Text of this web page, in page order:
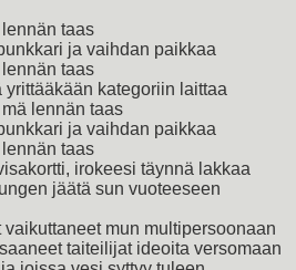
lennän taas
ja vaihdan paikkaa
lennän taas
yrittääkään kategoriin laittaa
mä lennän taas
ja vaihdan paikkaa
lennän taas
irokeesi täynnä lakkaa
jäätä sun vuoteeseen
mun multipersoonaan
taiteilijat ideoita versomaan